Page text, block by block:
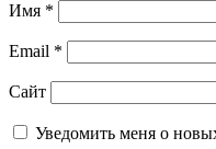
Имя *
Email *
Сайт
Уведомить меня о